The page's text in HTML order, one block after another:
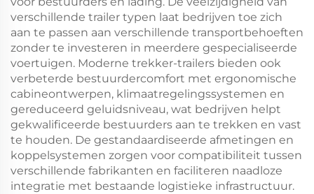
verschillende trailer typen laat bedrijven toe zich
aan te passen aan verschillende transportbehoeften
zonder te investeren in meerdere gespecialiseerde
voertuigen. Moderne trekker-trailers bieden ook
verbeterde bestuurdercomfort met ergonomische
cabineontwerpen, klimaatregelingssystemen en
gereduceerd geluidsniveau, wat bedrijven helpt
gekwalificeerde bestuurders aan te trekken en vast
te houden. De gestandaardiseerde afmetingen en
koppelsystemen zorgen voor compatibiliteit tussen
verschillende fabrikanten en faciliteren naadloze
integratie met bestaande logistieke infrastructuur.